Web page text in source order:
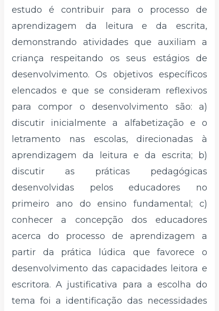
estudo é contribuir para o processo de
aprendizagem da leitura e da escrita,
demonstrando atividades que auxiliam a
criança respeitando os seus estágios de
desenvolvimento. Os objetivos específicos
elencados e que se consideram reflexivos
para compor o desenvolvimento são: a)
discutir inicialmente a alfabetização e o
letramento nas escolas, direcionadas à
aprendizagem da leitura e da escrita; b)
discutir as práticas pedagógicas
desenvolvidas pelos educadores no
primeiro ano do ensino fundamental; c)
conhecer a concepção dos educadores
acerca do processo de aprendizagem a
partir da prática lúdica que favorece o
desenvolvimento das capacidades leitora e
escritora. A justificativa para a escolha do
tema foi a identificação das necessidades